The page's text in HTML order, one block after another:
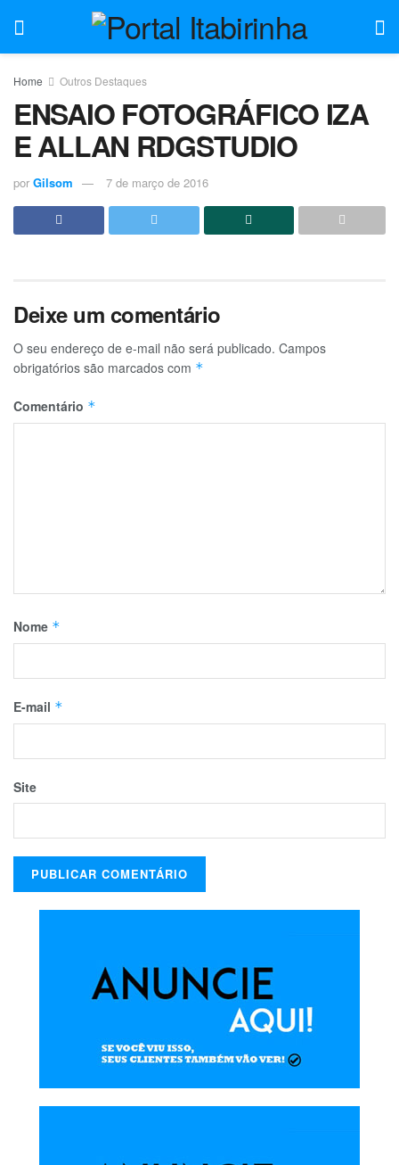
Home Outros Destaques
ENSAIO FOTOGRÁFICO IZA
E ALLAN RDGSTUDIO
por Gilsom 7 de março de 2016
Deixe um comentário
O seu endereço de e-mail não será publicado. Campos
obrigatórios são marcados com *
Comentário *
Nome *
E-mail *
Site